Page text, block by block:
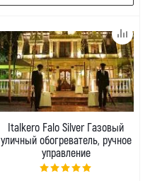
Italkero Falo Silver Газовый
уличный обогреватель, ручное
управление